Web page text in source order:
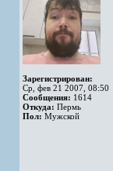
Зарегистрирован:
Ср, фев 21 2007, 08:50
Сообщения: 1614
Откуда: Пермь
Пол: Мужской